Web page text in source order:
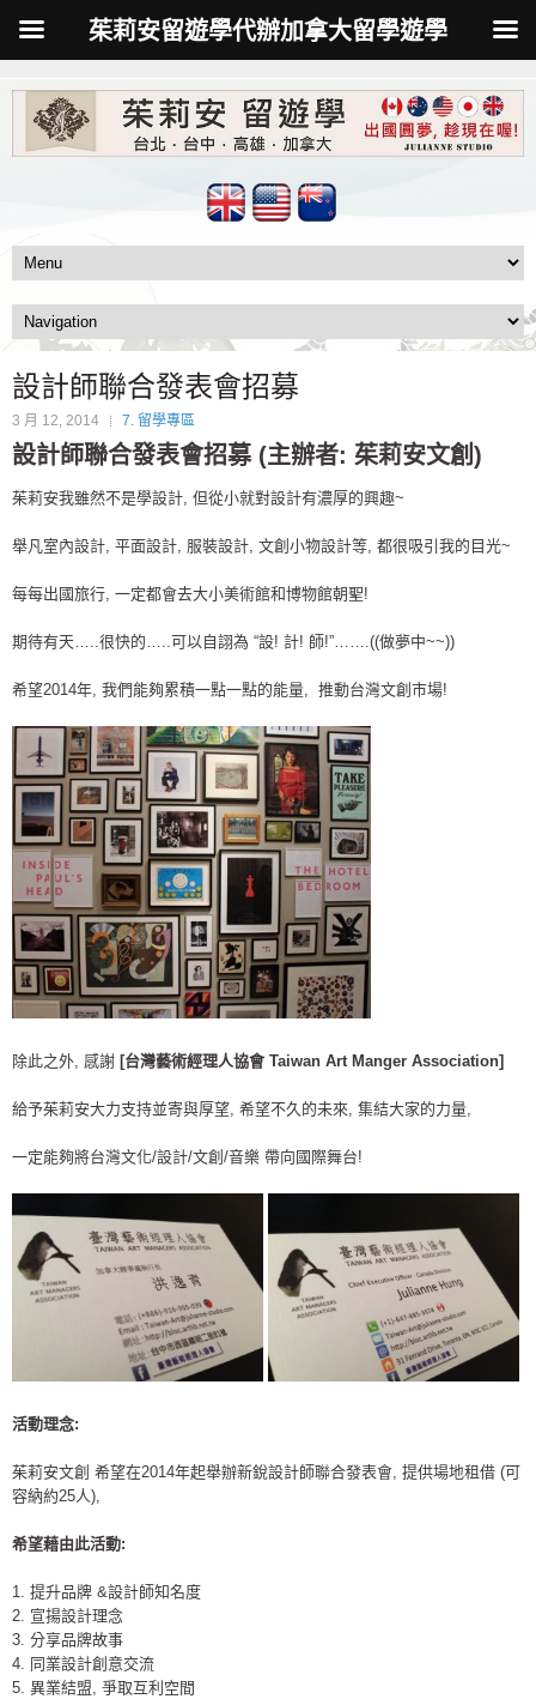
設計師聯合發表會招募
3 月 12, 2014 7. 留學專區
設計師聯合發表會招募 (主辦者: 茱莉安文創)
茱莉安我雖然不是學設計, 但從小就對設計有濃厚的興趣~
舉凡室內設計, 平面設計, 服裝設計, 文創小物設計等, 都很吸引我的目光~
每每出國旅行, 一定都會去大小美術館和博物館朝聖!
期待有天…..很快的…..可以自詡為 “設! 計! 師!”…….((做夢中~~))
希望2014年, 我們能夠累積一點一點的能量, 推動台灣文創市場!
除此之外, 感謝 [台灣藝術經理人協會 Taiwan Art Manger Association]
給予茱莉安大力支持並寄與厚望, 希望不久的未來, 集結大家的力量,
一定能夠將台灣文化/設計/文創/音樂 帶向國際舞台!
活動理念:
茱莉安文創 希望在2014年起舉辦新銳設計師聯合發表會, 提供場地租借 (可
容納約25人),
希望藉由此活動:
1. 提升品牌 &設計師知名度
2. 宣揚設計理念
3. 分享品牌故事
4. 同業設計創意交流
5. 異業結盟, 爭取互利空間
茱莉安留遊學代辦加拿大留學遊學